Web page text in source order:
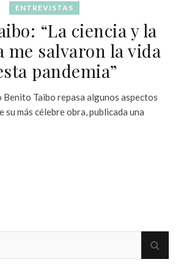
ENTREVISTAS
“La ciencia y la
salvaron la vida
pandemia”
Taibo repasa algunos aspectos
su más célebre obra, publicada una